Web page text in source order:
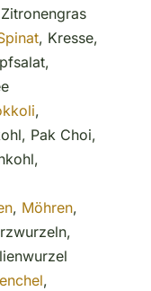
, Kresse,
,
Pak Choi,
, Möhren,
,